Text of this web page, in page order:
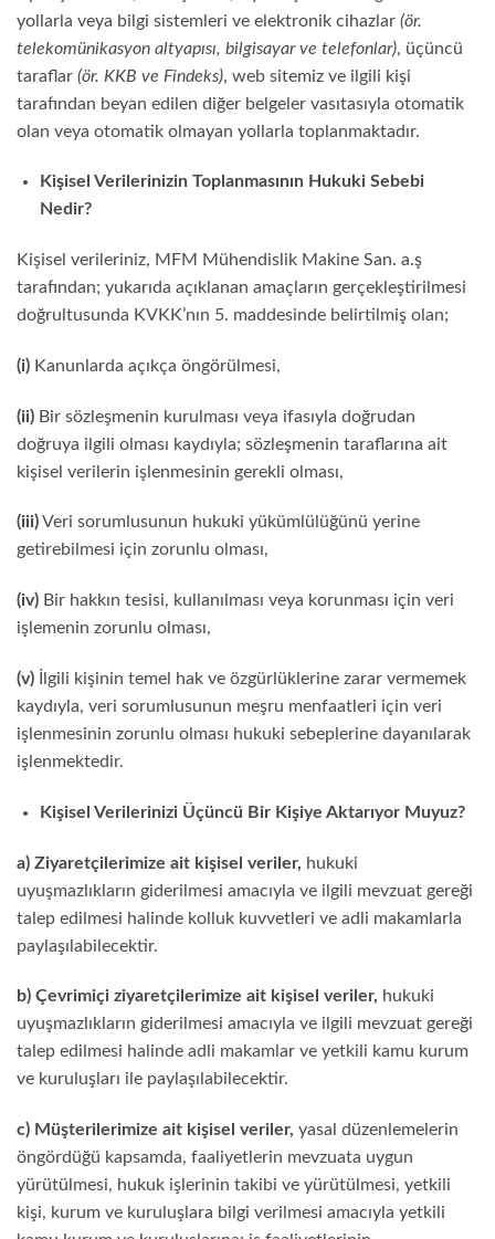
yollarla veya bilgi sistemleri ve elektronik cihazlar (ör.
telekomünikasyon altyapısı, bilgisayar ve telefonlar), üçüncü
taraflar (ör. KKB ve Findeks), web sitemiz ve ilgili kişi
tarafından beyan edilen diğer belgeler vasıtasıyla otomatik
olan veya otomatik olmayan yollarla toplanmaktadır.
Kişisel Verilerinizin Toplanmasının Hukuki Sebebi
Nedir?
Kişisel verileriniz, MFM Mühendislik Makine San. a.ş
tarafından; yukarıda açıklanan amaçların gerçekleştirilmesi
doğrultusunda KVKK’nın 5. maddesinde belirtilmiş olan;
(i) Kanunlarda açıkça öngörülmesi,
(ii) Bir sözleşmenin kurulması veya ifasıyla doğrudan
doğruya ilgili olması kaydıyla; sözleşmenin taraflarına ait
kişisel verilerin işlenmesinin gerekli olması,
(iii)Veri sorumlusunun hukuki yükümlülüğünü yerine
getirebilmesi için zorunlu olması,
(iv) Bir hakkın tesisi, kullanılması veya korunması için veri
işlemenin zorunlu olması,
(v) İlgili kişinin temel hak ve özgürlüklerine zarar vermemek
kaydıyla, veri sorumlusunun meşru menfaatleri için veri
işlenmesinin zorunlu olması hukuki sebeplerine dayanılarak
işlenmektedir.
Kişisel Verilerinizi Üçüncü Bir Kişiye Aktarıyor Muyuz?
a) Ziyaretçilerimize ait kişisel veriler, hukuki
uyuşmazlıkların giderilmesi amacıyla ve ilgili mevzuat gereği
talep edilmesi halinde kolluk kuvvetleri ve adli makamlarla
paylaşılabilecektir.
b) Çevrimiçi ziyaretçilerimize ait kişisel veriler, hukuki
uyuşmazlıkların giderilmesi amacıyla ve ilgili mevzuat gereği
talep edilmesi halinde adli makamlar ve yetkili kamu kurum
ve kuruluşları ile paylaşılabilecektir.
c) Müşterilerimize ait kişisel veriler, yasal düzenlemelerin
öngördüğü kapsamda, faaliyetlerin mevzuata uygun
yürütülmesi, hukuk işlerinin takibi ve yürütülmesi, yetkili
kişi, kurum ve kuruluşlara bilgi verilmesi amacıyla yetkili